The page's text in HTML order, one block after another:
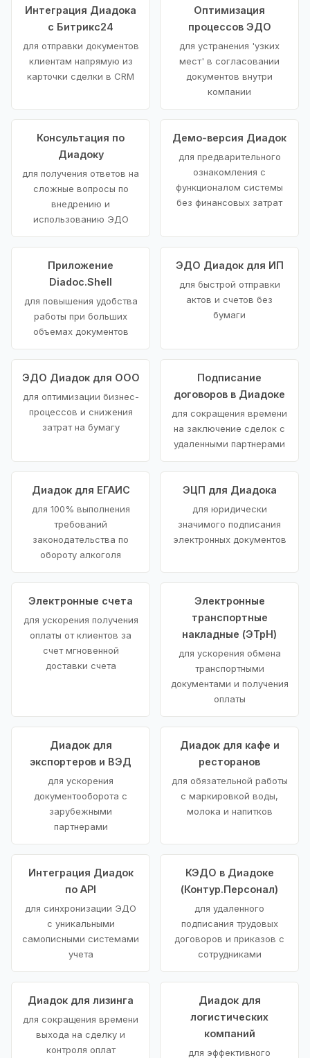
Интеграция Диадока
с Битрикс24
для отправки документов
клиентам напрямую из
карточки сделки в CRM
Оптимизация
процессов ЭДО
для устранения 'узких
мест' в согласовании
документов внутри
компании
Консультация по
Диадоку
для получения ответов на
сложные вопросы по
внедрению и
использованию ЭДО
Демо-версия Диадок
для предварительного
ознакомления с
функционалом системы
без финансовых затрат
Приложение
Diadoc.Shell
для повышения удобства
работы при больших
объемах документов
ЭДО Диадок для ИП
для быстрой отправки
актов и счетов без
бумаги
ЭДО Диадок для ООО
для оптимизации бизнес-
процессов и снижения
затрат на бумагу
Подписание
договоров в Диадоке
для сокращения времени
на заключение сделок с
удаленными партнерами
Диадок для ЕГАИС
для 100% выполнения
требований
законодательства по
обороту алкоголя
ЭЦП для Диадока
для юридически
значимого подписания
электронных документов
Электронные счета
для ускорения получения
оплаты от клиентов за
счет мгновенной
доставки счета
Электронные
транспортные
накладные (ЭТрН)
для ускорения обмена
транспортными
документами и получения
оплаты
Диадок для
экспортеров и ВЭД
для ускорения
документооборота с
зарубежными
партнерами
Диадок для кафе и
ресторанов
для обязательной работы
с маркировкой воды,
молока и напитков
Интеграция Диадок
по API
для синхронизации ЭДО
с уникальными
самописными системами
учета
КЭДО в Диадоке
(Контур.Персонал)
для удаленного
подписания трудовых
договоров и приказов с
сотрудниками
Диадок для лизинга
для сокращения времени
выхода на сделку и
контроля оплат
Диадок для
логистических
компаний
для эффективного